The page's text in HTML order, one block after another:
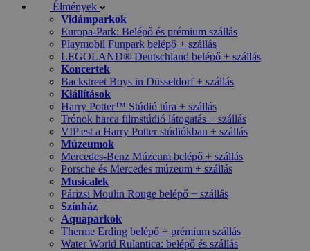
Élmények
Vidámparkok
Europa-Park: Belépő és prémium szállás
Playmobil Funpark belépő + szállás
LEGOLAND® Deutschland belépő + szállás
Koncertek
Backstreet Boys in Düsseldorf + szállás
Kiállítások
Harry Potter™ Stúdió túra + szállás
Trónok harca filmstúdió látogatás + szállás
VIP est a Harry Potter stúdiókban + szállás
Múzeumok
Mercedes-Benz Múzeum belépő + szállás
Porsche és Mercedes múzeum + szállás
Musicalek
Párizsi Moulin Rouge belépő + szállás
Színház
Aquaparkok
Therme Erding belépő + prémium szállás
Water World Rulantica: belépő és szállás